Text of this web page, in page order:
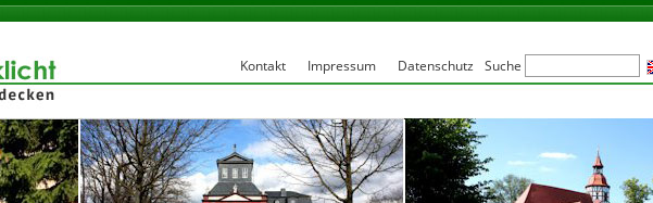
Kontakt Impressum Datenschutz Suche